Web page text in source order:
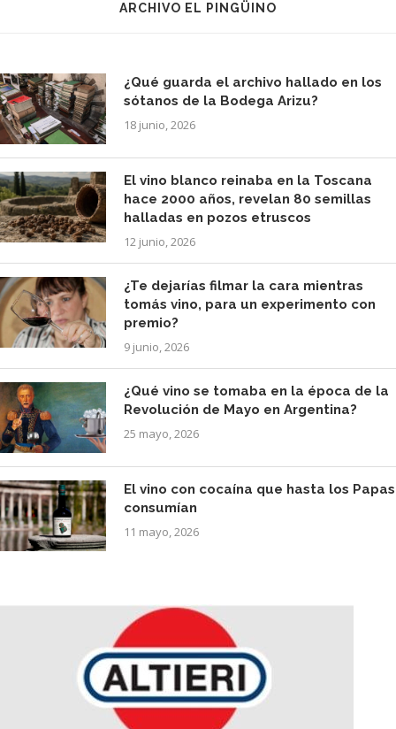
ARCHIVO EL PINGÜINO
¿Qué guarda el archivo hallado en los
sótanos de la Bodega Arizu?
18 junio, 2026
El vino blanco reinaba en la Toscana
hace 2000 años, revelan 80 semillas
halladas en pozos etruscos
12 junio, 2026
¿Te dejarías filmar la cara mientras
tomás vino, para un experimento con
premio?
9 junio, 2026
¿Qué vino se tomaba en la época de la
Revolución de Mayo en Argentina?
25 mayo, 2026
El vino con cocaína que hasta los Papas
consumían
11 mayo, 2026